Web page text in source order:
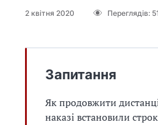
2 квітня 2020 Переглядів:
Запитання
Як продовжити
наказі встановили